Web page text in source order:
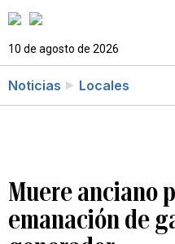
10 de agosto de 2026
Noticias Locales
Muere anciano
emanación de